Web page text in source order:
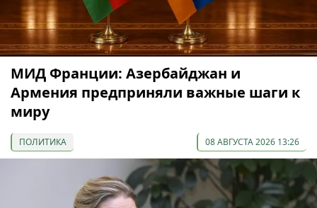
МИД Франции: Азербайджан и
Армения предприняли важные шаги к
миру
ПОЛИТИКА 08 АВГУСТА 2026 13:26